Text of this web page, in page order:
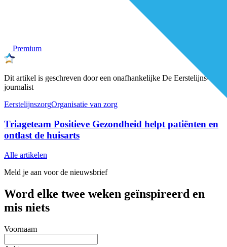
Premium
Dit artikel is geschreven door een onafhankelijke De Eerstelijns-
journalist
EerstelijnszorgOrganisatie van zorg
Triageteam Positieve Gezondheid helpt patiënten en
ontlast de huisarts
Alle artikelen
Meld je aan voor de nieuwsbrief
Word elke twee weken geïnspireerd en
mis niets
Voornaam